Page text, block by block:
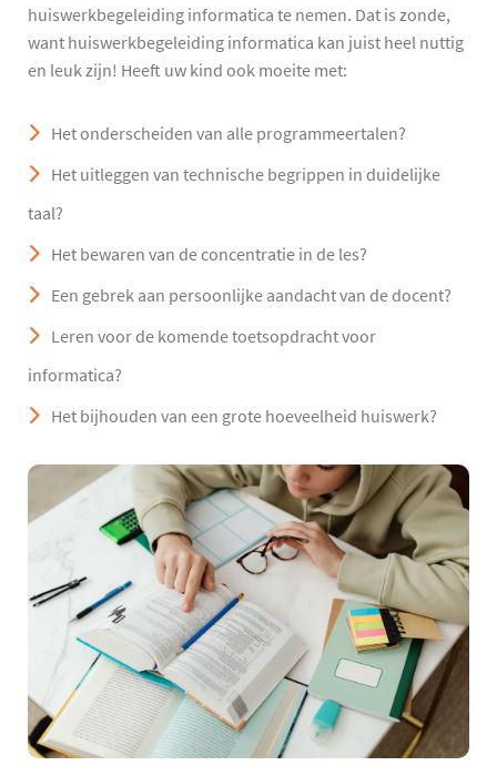
huiswerkbegeleiding informatica te nemen. Dat is zonde,
want huiswerkbegeleiding informatica kan juist heel nuttig
en leuk zijn! Heeft uw kind ook moeite met:
Het onderscheiden van alle programmeertalen?
Het uitleggen van technische begrippen in duidelijke
taal?
Het bewaren van de concentratie in de les?
Een gebrek aan persoonlijke aandacht van de docent?
Leren voor de komende toetsopdracht voor
informatica?
Het bijhouden van een grote hoeveelheid huiswerk?